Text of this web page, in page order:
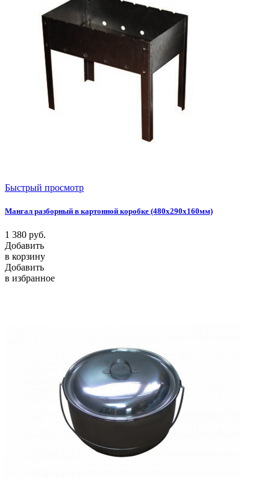
Быстрый просмотр
Мангал разборный в картонной коробке (480х290х160мм)
1 380 руб.
Добавить
в корзину
Добавить
в избранное